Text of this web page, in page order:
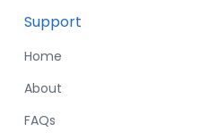
Support
Home
About
FAQs